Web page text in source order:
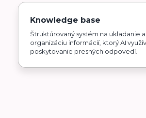
Knowledge base
Štruktúrovaný systém na ukladanie a
organizáciu informácií, ktorý AI
poskytovanie presných odpovedí.